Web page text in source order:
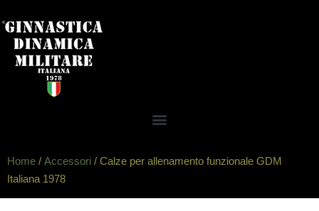
Home / Accessori / Calze per allenamento funzionale GDM
Italiana 1978